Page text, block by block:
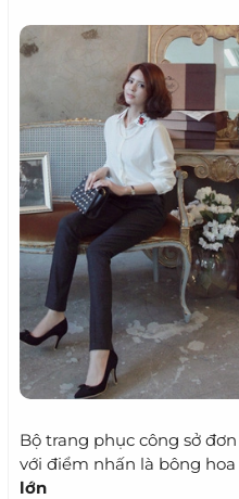
Bộ trang phục công sở
với điểm nhấn là bông
lớn